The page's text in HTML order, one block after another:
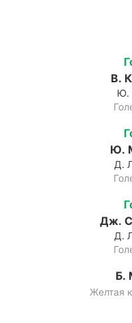
В.
Ю.
Ю.
Д.
Дж.
Д.
Б.
Желтая